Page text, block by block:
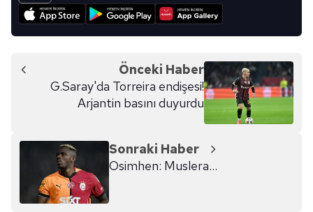
Önceki Haber
G.Saray'da Torreira endişesi!
Arjantin basını duyurdu
Sonraki Haber
Osimhen: Muslera...